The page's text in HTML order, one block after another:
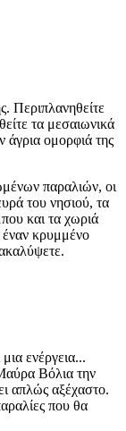
Περιπλανηθείτε
τα μεσαιωνικά
άγρια ομορφιά της
παραλιών, οι
του νησιού, τα
και τα χωριά
έναν κρυμμένο
ενέργεια...
Βόλια την
απλώς αξέχαστο.
που θα